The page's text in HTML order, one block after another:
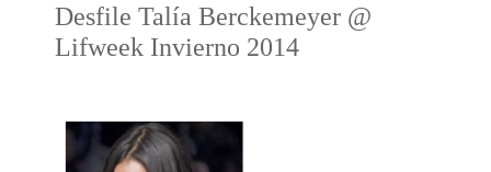
Desfile Talía Berckemeyer @
Lifweek Invierno 2014